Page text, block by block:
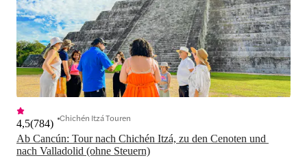
Ab Cancún: Tour nach Chichén Itzá, zu den Cenoten und
nach Valladolid (ohne Steuern)
4,5(784) Chichén Itzá Touren